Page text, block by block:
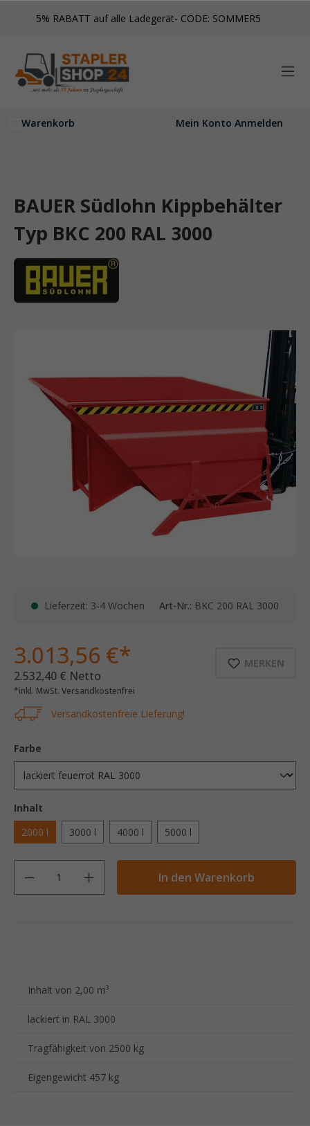
springen
5% RABATT auf alle Ladegerät- CODE: SOMMER5
Mein Konto Anmelden
Warenkorb
BAUER Südlohn Kippbehälter
Typ BKC 200 RAL 3000
Lieferzeit: 3-4 Wochen Art-Nr.: BKC 200 RAL 3000
MERKEN
3.013,56 €*
2.532,40 € Netto
*inkl. MwSt. Versandkostenfrei
Versandkostenfreie Lieferung!
Farbe
Inhalt
2000 l
3000 l 4000 l 5000 l
Anzahl
In den Warenkorb
Inhalt von 2,00 m³
lackiert in RAL 3000
Tragfähigkeit von 2500 kg
Eigengewicht 457 kg